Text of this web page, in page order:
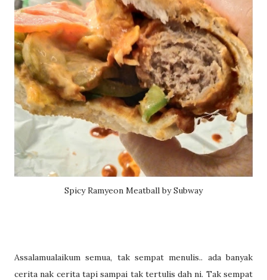
Spicy Ramyeon Meatball by Subway
Assalamualaikum semua, tak sempat menulis.. ada banyak
cerita nak cerita tapi sampai tak tertulis dah ni. Tak sempat